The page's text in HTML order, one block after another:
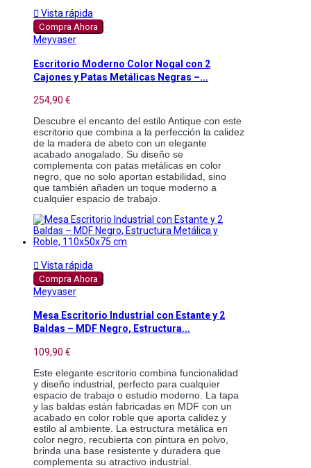
 Vista rápida
Compra Ahora
Meyvaser
Escritorio Moderno Color Nogal con 2
Cajones y Patas Metálicas Negras –...
254,90 €
Descubre el encanto del estilo Antique con este
escritorio que combina a la perfección la calidez
de la madera de abeto con un elegante
acabado anogalado. Su diseño se
complementa con patas metálicas en color
negro, que no solo aportan estabilidad, sino
que también añaden un toque moderno a
cualquier espacio de trabajo.
 Vista rápida
Compra Ahora
Meyvaser
Mesa Escritorio Industrial con Estante y 2
Baldas – MDF Negro, Estructura...
109,90 €
Este elegante escritorio combina funcionalidad
y diseño industrial, perfecto para cualquier
espacio de trabajo o estudio moderno. La tapa
y las baldas están fabricadas en MDF con un
acabado en color roble que aporta calidez y
estilo al ambiente. La estructura metálica en
color negro, recubierta con pintura en polvo,
brinda una base resistente y duradera que
complementa su atractivo industrial.